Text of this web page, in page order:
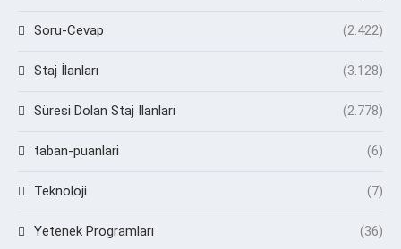
Soru-Cevap (2.422)
Staj İlanları (3.128)
Süresi Dolan Staj İlanları (2.778)
taban-puanlari (6)
Teknoloji (7)
Yetenek Programları (36)